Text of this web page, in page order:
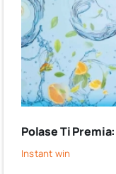
Polase Ti
Instant win